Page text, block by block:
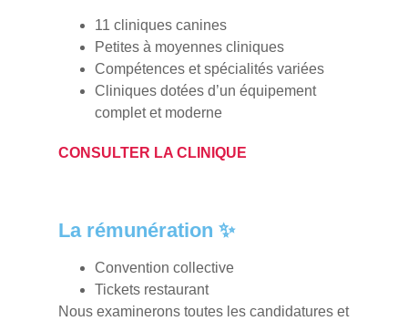
11 cliniques canines
Petites à moyennes cliniques
Compétences et spécialités variées
Cliniques dotées d’un équipement
complet et moderne
CONSULTER LA CLINIQUE
La rémunération ✨
Convention collective
Tickets restaurant
Nous examinerons toutes les candidatures et